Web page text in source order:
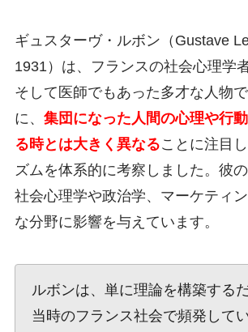
ギュスターヴ・ルボン（Gustave
1931）は、フランスの社会心理学
そして医師でもあった多才な人物
に、 集団になった人間の心理や行
る時とは大きく異なることに注目
ズムを体系的に考察しました。彼
社会心理学や政治学、マーケティ
な分野に影響を与えています。
ルボンは、単に理論を構築する
当時のフランス社会で頻発して